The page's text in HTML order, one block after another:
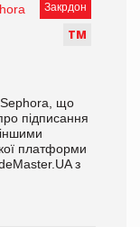
Закрдон
ТМ
що
підписання
платформи
з